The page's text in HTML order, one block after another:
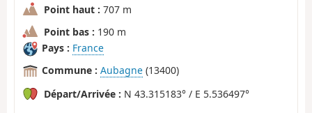
Point haut : 707 m
Point bas : 190 m
Pays : France
Commune : Aubagne (13400)
Départ/Arrivée : N 43.315183° / E 5.536497°